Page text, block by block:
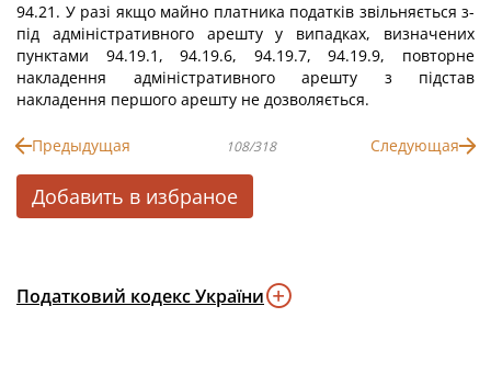
94.21. У разі якщо майно платника податків звільняється з-
під адміністративного арешту у випадках, визначених
пунктами 94.19.1, 94.19.6, 94.19.7, 94.19.9, повторне
накладення адміністративного арешту з підстав
накладення першого арешту не дозволяється.
Предыдущая 108/318 Следующая
Добавить в избраное
Податковий кодекс України